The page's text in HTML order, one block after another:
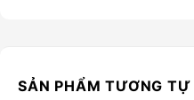
SẢN PHẨM TƯƠNG TỰ